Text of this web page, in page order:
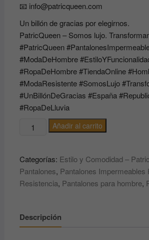
📧 info@patricqueen.com
Un billón de gracias por elegirnos.
PatricQueen – Somos lujo.
#PatricQueen
#ModaDeHombre
#RopaDeHombre #TiendaOnline
#ModaResistente #SomosLujo
#UnBillónDeGracias #España
#RopaDeLluvia
Pantalones
Impermeables
|
Resistencia,
Estilo
–
Añadir al carrito
Categorías: Estilo y Comodidad –
Pantalones, Pantalones Impermeables
Resistencia, Pantalones para hombre,
Descripción